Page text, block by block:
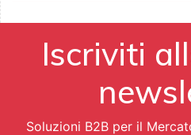
Iscriviti
Soluzioni B2B per il